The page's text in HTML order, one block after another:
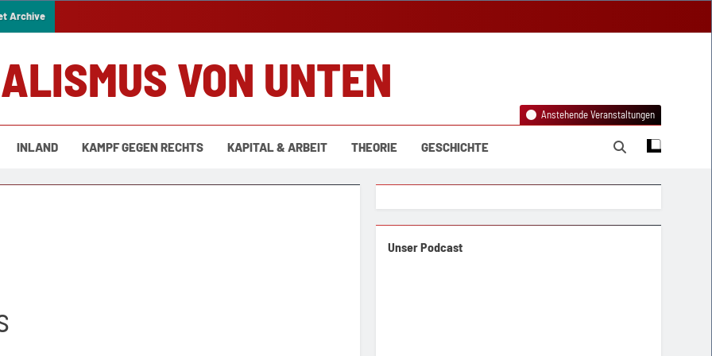
Archive
VON UNTEN
INLAND KAMPF GEGEN RECHTS KAPITAL & ARBEIT THEORIE GESCHICHTE
Anstehende Veranstaltungen
Unser Podcast